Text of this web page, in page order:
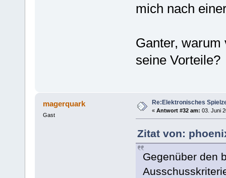
mich nach
Ganter,
seine Vorteile?
magerquark
Gast
Re:Elektronisches
« Antwort #32 am: 03. Juni
Zitat von:
Gegenüber den